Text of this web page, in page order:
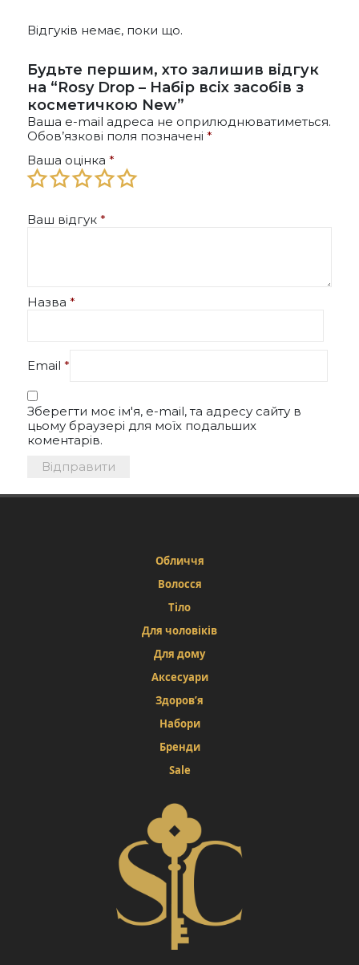
Відгуків немає, поки що.
Будьте першим, хто залишив відгук
на “Rosy Drop – Набір всіх засобів з
косметичкою New”
Ваша e-mail адреса не оприлюднюватиметься.
Обов’язкові поля позначені *
Ваша оцінка *
Ваш відгук *
Назва *
Email *
Зберегти моє ім'я, e-mail, та адресу сайту в
цьому браузері для моїх подальших
коментарів.
Обличчя
Волосся
Тіло
Для чоловіків
Для дому
Аксесуари
Здоров’я
Набори
Бренди
Sale